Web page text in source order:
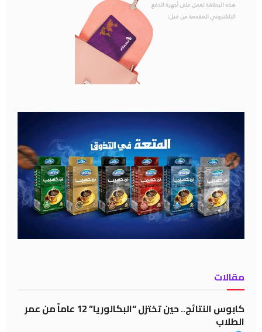
مقالات
كابوس النتائج.. حين تختزل “البكالوريا” 12 عاماً من عمر
الطلاب